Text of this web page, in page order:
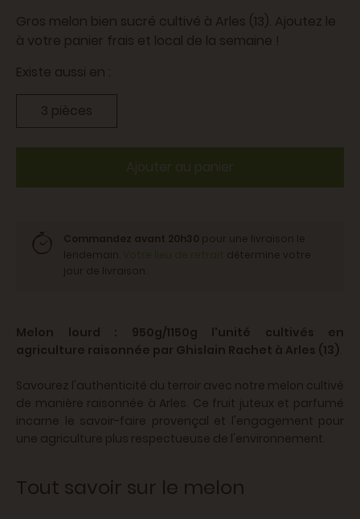
Gros melon bien sucré cultivé à Arles (13). Ajoutez le
à votre panier frais et local de la semaine !
Existe aussi en :
3 pièces
Ajouter au panier
Melon lourd : 950g/1150g l'unité cultivés en
agriculture raisonnée par Ghislain Rachet à Arles (13).
Savourez l'authenticité du terroir avec notre melon cultivé
de manière raisonnée à Arles. Ce fruit juteux et parfumé
incarne le savoir-faire provençal et l'engagement pour
une agriculture plus respectueuse de l'environnement.
Tout savoir sur le melon